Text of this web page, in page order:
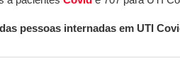
pessoas internadas em UTI